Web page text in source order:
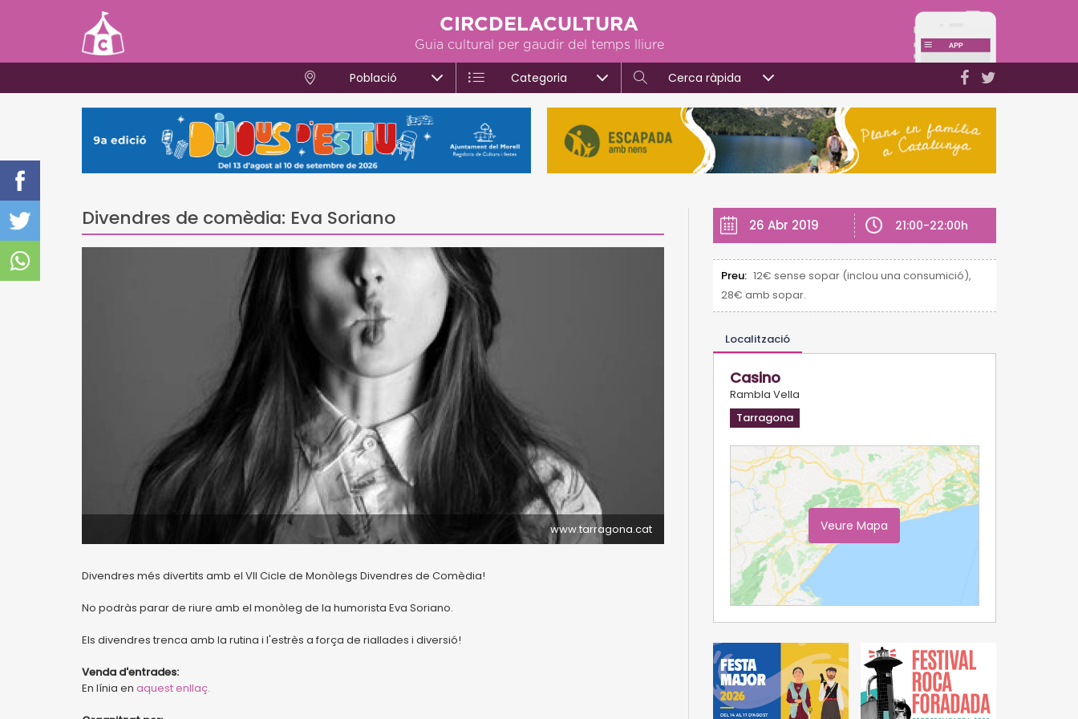
CIRCDELACULTURA
Guia cultural per gaudir del temps lliure
Població Categoria Cerca ràpida
Divendres de comèdia: Eva Soriano
www.tarragona.cat
Divendres més divertits amb el VII Cicle de Monòlegs Divendres de Comèdia!
No podràs parar de riure amb el monòleg de la humorista Eva Soriano.
Els divendres trenca amb la rutina i l'estrès a força de riallades i diversió!
Venda d'entrades:
En línia en aquest enllaç.
26 Abr 2019 21:00-22:00h
Preu: 12€ sense sopar (inclou una consumició),
28€ amb sopar.
Localització
Casino
Rambla Vella
Tarragona
Veure Mapa